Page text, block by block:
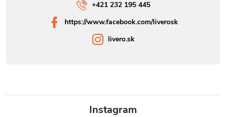
Instagram
+421 232 195 445
https://www.facebook.com/liverosk
livero.sk